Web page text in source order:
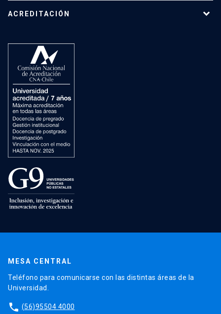
ACREDITACIÓN
MESA CENTRAL
Teléfono para comunicarse con las distintas áreas de la
Universidad.
phone (56)95504 4000